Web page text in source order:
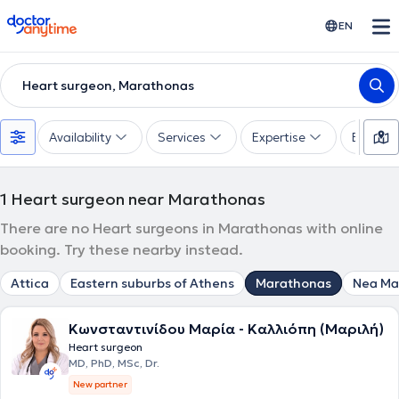
doctoranytime EN
Heart surgeon, Marathonas
Availability Services Expertise
1 Heart surgeon near Marathonas
There are no Heart surgeons in Marathonas with online
booking. Try these nearby instead.
Attica Eastern suburbs of Athens Marathonas Nea
Κωνσταντινίδου Μαρία - Καλλιόπη (Μαριλή)
Heart surgeon
MD, PhD, MSc, Dr.
New partner